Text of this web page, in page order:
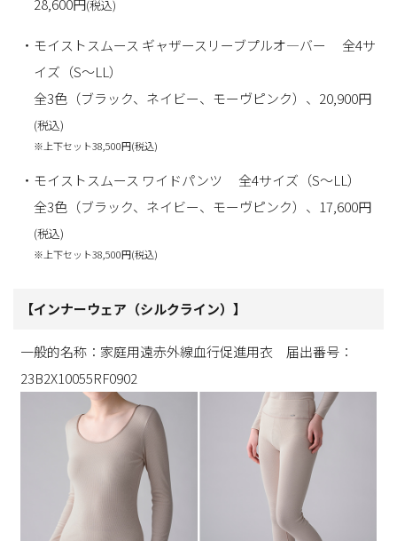
28,600円(税込)
・モイストスムース ギャザースリーブプルオ―バー 全4サ
イズ（S～LL）
全3色（ブラック、ネイビー、モーヴピンク）、20,900円
(税込)
※上下セット38,500円(税込)
・モイストスムース ワイドパンツ 全4サイズ（S～LL）
全3色（ブラック、ネイビー、モーヴピンク）、17,600円
(税込)
※上下セット38,500円(税込)
【インナーウェア（シルクライン）】
一般的名称：家庭用遠赤外線血行促進用衣 届出番号：
23B2X10055RF0902